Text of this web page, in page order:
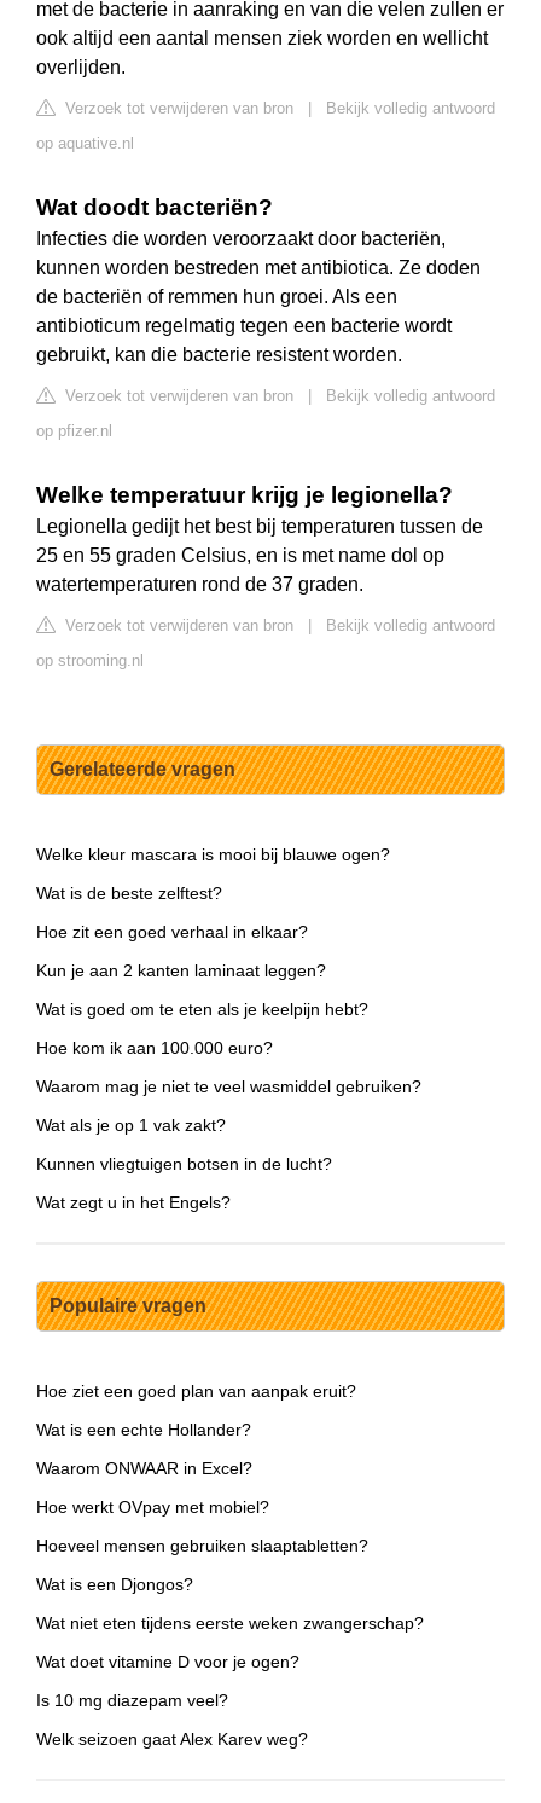
met de bacterie in aanraking en van die velen zullen er
ook altijd een aantal mensen ziek worden en wellicht
overlijden.
Verzoek tot verwijderen van bron
Bekijk volledig antwoord
op aquative.nl
Wat doodt bacteriën?
Infecties die worden veroorzaakt door bacteriën,
kunnen worden bestreden met antibiotica. Ze doden
de bacteriën of remmen hun groei. Als een
antibioticum regelmatig tegen een bacterie wordt
gebruikt, kan die bacterie resistent worden.
Verzoek tot verwijderen van bron
Bekijk volledig antwoord
op pfizer.nl
Welke temperatuur krijg je legionella?
Legionella gedijt het best bij temperaturen tussen de
25 en 55 graden Celsius, en is met name dol op
watertemperaturen rond de 37 graden.
Verzoek tot verwijderen van bron
Bekijk volledig antwoord
op strooming.nl
Gerelateerde vragen
Welke kleur mascara is mooi bij blauwe ogen?
Wat is de beste zelftest?
Hoe zit een goed verhaal in elkaar?
Kun je aan 2 kanten laminaat leggen?
Wat is goed om te eten als je keelpijn hebt?
Hoe kom ik aan 100.000 euro?
Waarom mag je niet te veel wasmiddel gebruiken?
Wat als je op 1 vak zakt?
Kunnen vliegtuigen botsen in de lucht?
Wat zegt u in het Engels?
Populaire vragen
Hoe ziet een goed plan van aanpak eruit?
Wat is een echte Hollander?
Waarom ONWAAR in Excel?
Hoe werkt OVpay met mobiel?
Hoeveel mensen gebruiken slaaptabletten?
Wat is een Djongos?
Wat niet eten tijdens eerste weken zwangerschap?
Wat doet vitamine D voor je ogen?
Is 10 mg diazepam veel?
Welk seizoen gaat Alex Karev weg?